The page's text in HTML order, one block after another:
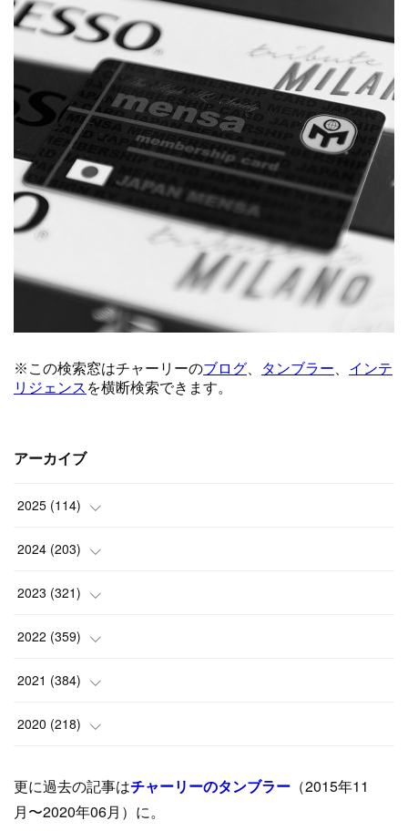
アーカイブ
2025 (114)
(1)
(8)
(6)
(9 )
( 5 )
( 15
2024 (203)
(24)
(10)
(18)
(17)
)
2023 (321)
(25)
(17)
(35)
(33 )
2022 (359)
(42)
(37)
(31)
2021 (384)
(9)
(39)
2020 (218)
(24)
更に過去の記事はチャーリーのタンブラー （2015年11
月〜2020年06月）に。